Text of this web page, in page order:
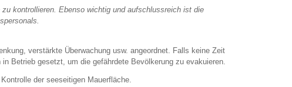
kontrollieren. Ebenso wichtig und aufschlussreich ist die
verstärkte Überwachung usw. angeordnet. Falls keine Zeit
Betrieb gesetzt, um die gefährdete Bevölkerung zu evakuieren.
der seeseitigen Mauerfläche.